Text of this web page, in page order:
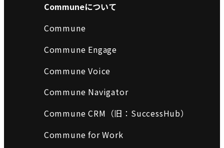
Communeについて
Commune
Commune Engage
Commune Voice
Commune Navigator
Commune CRM（旧：SuccessHub）
Commune for Work